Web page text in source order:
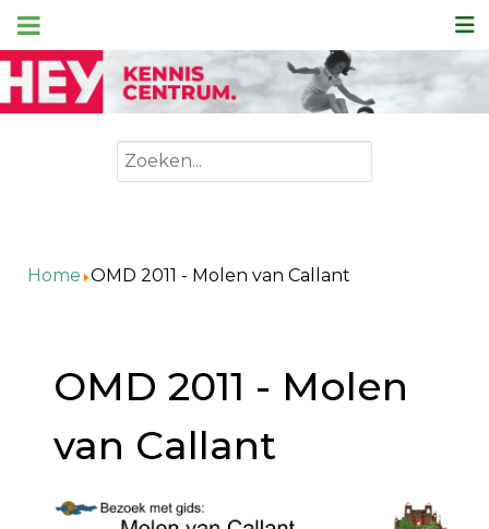
Zoeken
Home OMD 2011 - Molen van Callant
OMD 2011 - Molen
van Callant